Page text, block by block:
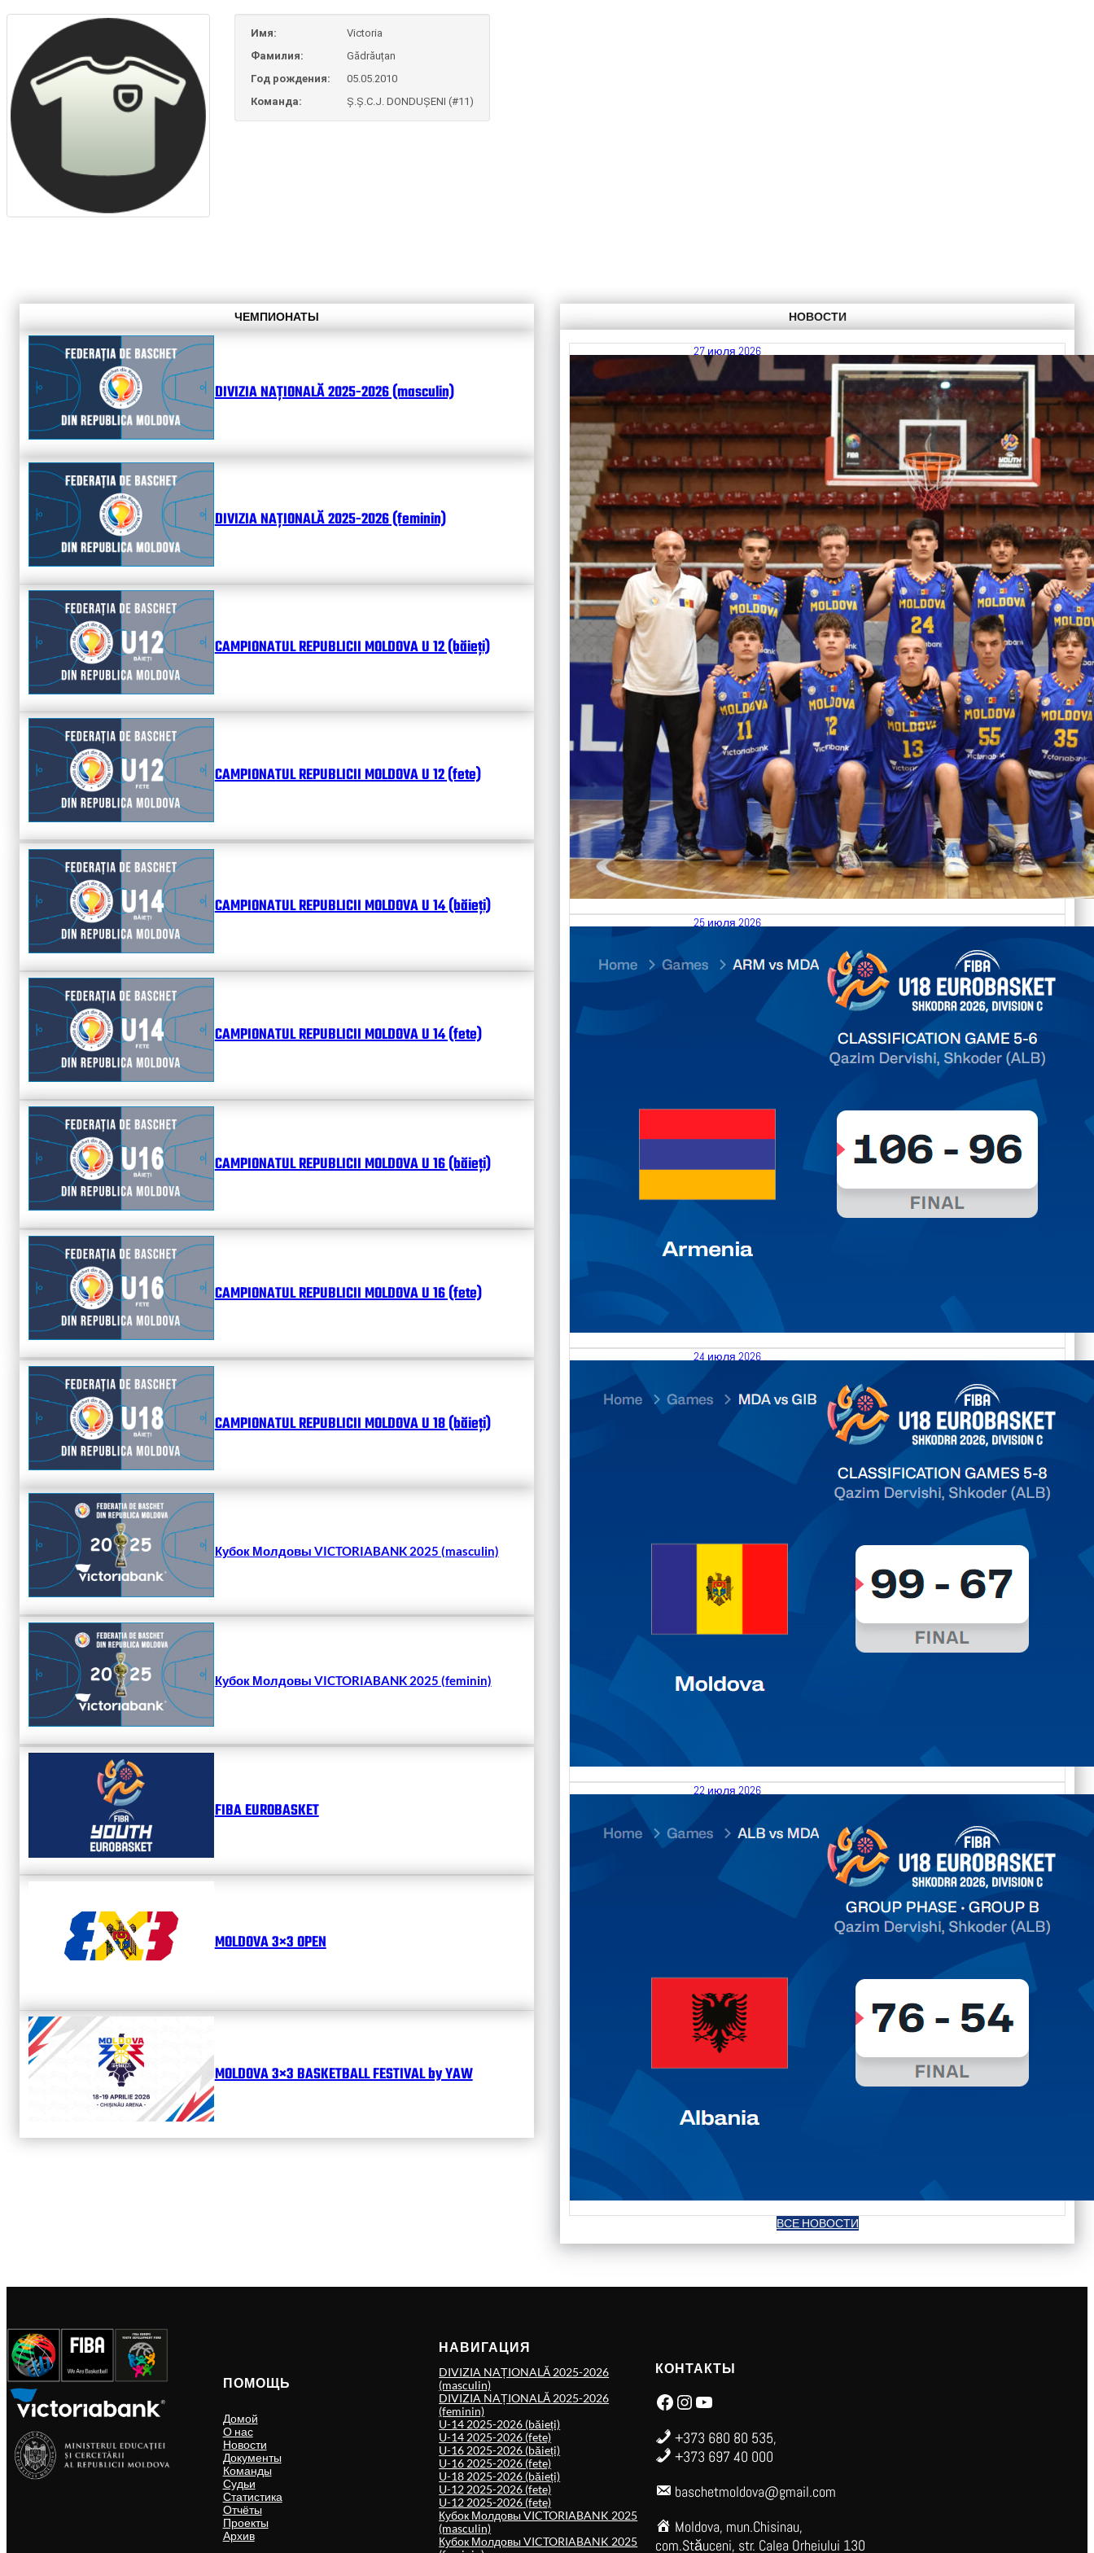
Имя:
Victoria
Фамилия:
Gădrăuțan
Год рождения:
05.05.2010
Команда:
Ș.Ș.C.J. DONDUȘENI (#11)
ЧЕМПИОНАТЫ
DIVIZIA NAȚIONALĂ 2025-2026 (masculin)
DIVIZIA NAȚIONALĂ 2025-2026 (feminin)
CAMPIONATUL REPUBLICII MOLDOVA U 12 (băieți)
CAMPIONATUL REPUBLICII MOLDOVA U 12 (fete)
CAMPIONATUL REPUBLICII MOLDOVA U 14 (băieți)
CAMPIONATUL REPUBLICII MOLDOVA U 14 (fete)
CAMPIONATUL REPUBLICII MOLDOVA U 16 (băieți)
CAMPIONATUL REPUBLICII MOLDOVA U 16 (fete)
CAMPIONATUL REPUBLICII MOLDOVA U 18 (băieți)
Кубок Молдовы VICTORIABANK 2025 (masculin)
Кубок Молдовы VICTORIABANK 2025 (feminin)
FIBA EUROBASKET
MOLDOVA 3×3 OPEN
MOLDOVA 3×3 BASKETBALL FESTIVAL by YAW
НОВОСТИ
27 июля 2026
Итоги FIBA U18 EuroBasket 2026, Division C
КалендарьТаблица Выберите Обзор Статистика Матч сыгран 0
Читать далее
25 июля 2026
26.07.2026 Armenia vs Moldova FIBA U18 EuroBasket 2026,
Division C
КалендарьТаблица Выберите Обзор Статистика Матч сыгран 0
Читать далее
24 июля 2026
25.07.2026 Moldova vs Gibraltar FIBA U18 EuroBasket 2026,
Division C
КалендарьТаблица Выберите Обзор Статистика Матч сыгран 0
Читать далее
22 июля 2026
23.07.2026 Albania vs Moldova FIBA U18 EuroBasket 2026,
Division C
КалендарьТаблица Выберите Обзор Статистика Матч сыгран 0
Читать далее
ВСЕ НОВОСТИ
ПОМОЩЬ
Домой
О нас
Новости
Документы
Команды
Судьи
Статистика
Отчёты
Проекты
Архив
НАВИГАЦИЯ
DIVIZIA NAȚIONALĂ 2025-2026
(masculin)
DIVIZIA NAȚIONALĂ 2025-2026
(feminin)
U-14 2025-2026 (băieți)
U-14 2025-2026 (fete)
U-16 2025-2026 (băieți)
U-16 2025-2026 (fete)
U-18 2025-2026 (băieți)
U-12 2025-2026 (fete)
U-12 2025-2026 (fete)
Кубок Молдовы VICTORIABANK 2025
(masculin)
Кубок Молдовы VICTORIABANK 2025
КОНТАКТЫ
Facebook Instagram YouTube
+373 680 80 535,
+373 697 40 000
baschetmoldova@gmail.com
Moldova, mun.Chisinau,
com.Stăuceni, str. Calea Orheiului 130